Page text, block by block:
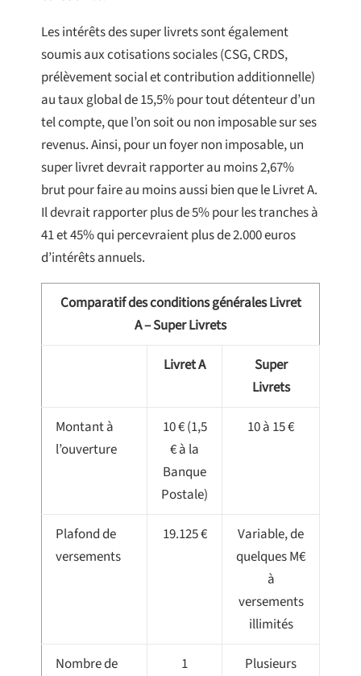
Les intérêts des super livrets sont également
soumis aux cotisations sociales (CSG, CRDS,
prélèvement social et contribution additionnelle)
au taux global de 15,5% pour tout détenteur d’un
tel compte, que l’on soit ou non imposable sur ses
revenus. Ainsi, pour un foyer non imposable, un
super livret devrait rapporter au moins 2,67%
brut pour faire au moins aussi bien que le Livret A.
Il devrait rapporter plus de 5% pour les tranches à
41 et 45% qui percevraient plus de 2.000 euros
d’intérêts annuels.
Comparatif des conditions générales Livret
A – Super Livrets
Livret A
Super
Livrets
Montant à
l’ouverture
10 € (1,5
€ à la
Banque
Postale)
10 à 15 €
Plafond de
versements
19.125 €
Variable, de
quelques M€
à
versements
illimités
Nombre de
1 Plusieurs